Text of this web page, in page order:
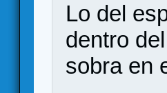
Lo del
dentro
sobra en